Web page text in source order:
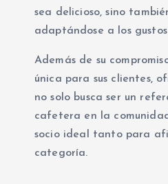
sea delicioso, sino
adaptándose a los
Además de su
única para sus clientes,
no solo busca ser un
cafetera en la
socio ideal tanto para
categoría.